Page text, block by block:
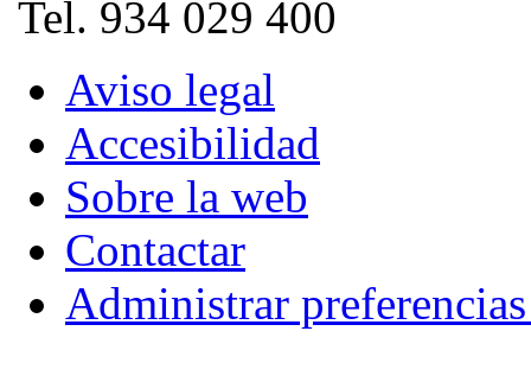
Tel. 934 029 400
Aviso legal
Accesibilidad
Sobre la web
Contactar
Administrar